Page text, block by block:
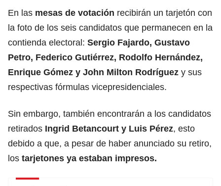
En las mesas de votación recibirán un tarjetón con
la foto de los seis candidatos que permanecen en la
contienda electoral: Sergio Fajardo, Gustavo
Petro, Federico Gutiérrez, Rodolfo Hernández,
Enrique Gómez y John Milton Rodríguez y sus
respectivas fórmulas vicepresidenciales.
Sin embargo, también encontrarán a los candidatos
retirados Ingrid Betancourt y Luis Pérez, esto
debido a que, a pesar de haber anunciado su retiro,
los tarjetones ya estaban impresos.